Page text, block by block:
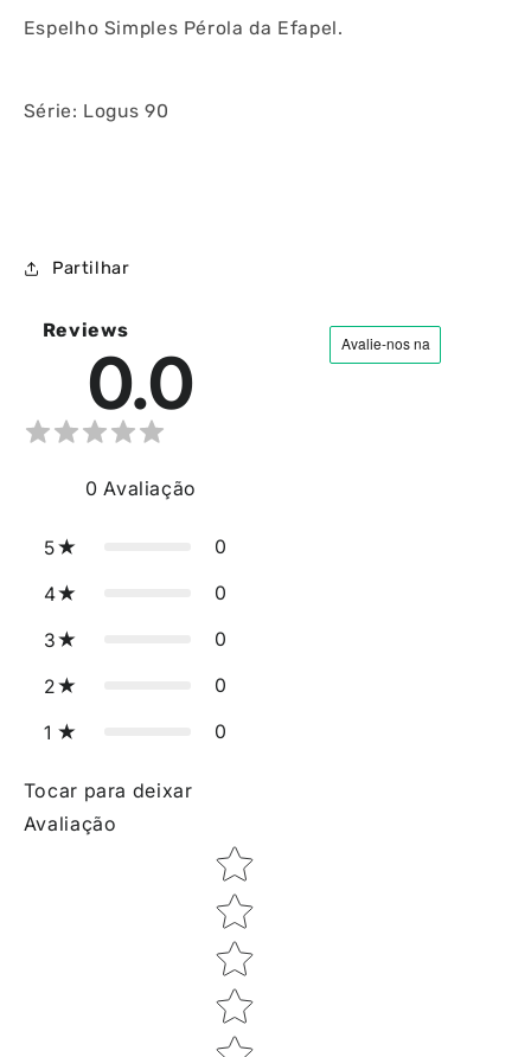
Espelho Simples Pérola da Efapel.
Série: Logus 90
Partilhar
Reviews
0.0
0 Avaliação
5 0
4 0
3 0
2 0
1 0
Tocar para deixar
Avaliação
Star rating